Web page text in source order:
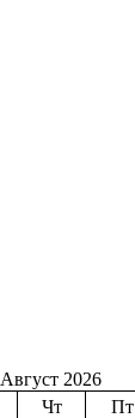
Август 2026
Чт Пт